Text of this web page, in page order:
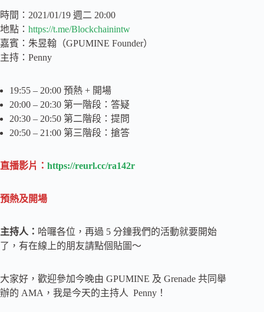
時間：2021/01/19 週二 20:00
地點： https://t.me/Blockchainintw
嘉賓：朱昱翰（GPUMINE Founder）
主持：Penny
19:55 – 20:00 預熱 + 開場
20:00 – 20:30 第一階段：答疑
20:30 – 20:50 第二階段：提問
20:50 – 21:00 第三階段：搶答
直播影片： https://reurl.cc/ra142r
預熱及開場
主持人 ： 哈囉各位，再過 5 分鐘我們的活動就要開始
了，有在線上的朋友請點個貼圖～
大家好，歡迎參加今晚由 GPUMINE 及 Grenade 共同舉
辦的 AMA，我是今天的主持人 Penny！